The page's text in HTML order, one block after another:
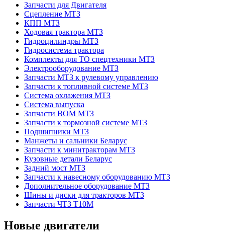
Запчасти для Двигателя
Сцепление МТЗ
КПП МТЗ
Ходовая трактора МТЗ
Гидроцилиндры МТЗ
Гидросистема трактора
Комплекты для ТО спецтехники МТЗ
Электрооборудование МТЗ
Запчасти МТЗ к рулевому управлению
Запчасти к топливной системе МТЗ
Система охлажения МТЗ
Система выпуска
Запчасти ВОМ МТЗ
Запчасти к тормозной системе МТЗ
Подшипники МТЗ
Манжеты и сальники Беларус
Запчасти к минитракторам МТЗ
Кузовные детали Беларус
Задний мост МТЗ
Запчасти к навесному оборудованию МТЗ
Дополнительное оборудование МТЗ
Шины и диски для тракторов МТЗ
Запчасти ЧТЗ Т10М
Новые двигатели